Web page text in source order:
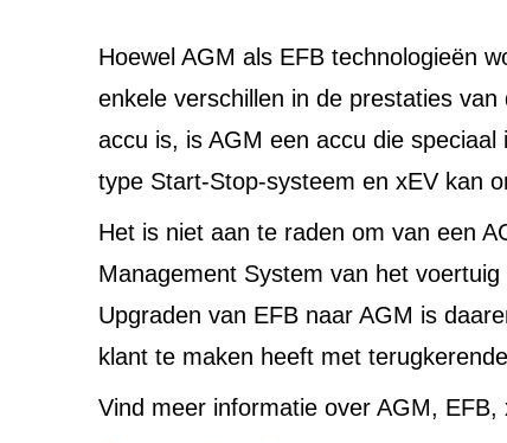
Hoewel AGM als EFB technologieën
enkele verschillen in de prestaties
accu is, is AGM een accu die
type Start-Stop-systeem en xEV kan
Het is niet aan te raden om van een
Management System van het
Upgraden van EFB naar AGM is
klant te maken heeft met
Vind meer informatie over AGM,